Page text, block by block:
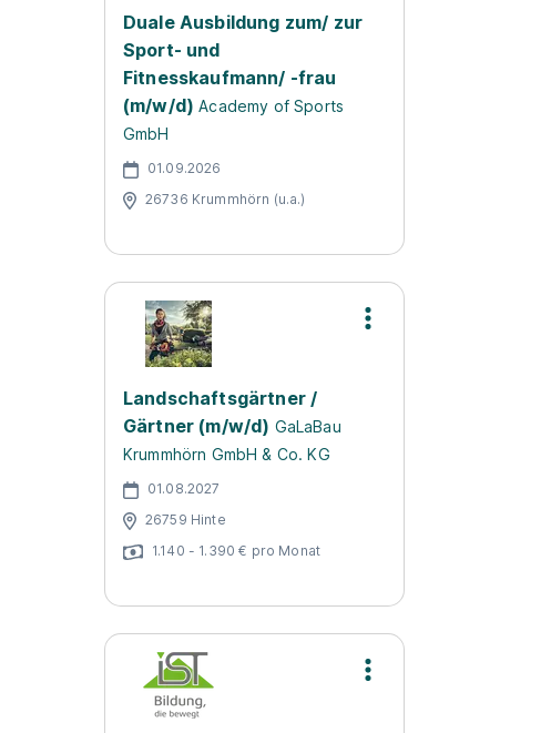
Duale Ausbildung zum/ zur
Sport- und
Fitnesskaufmann/ -frau
(m/w/d) Academy of Sports
GmbH
01.09.2026
26736 Krummhörn (u.a.)
Landschaftsgärtner /
Gärtner (m/w/d) GaLaBau
Krummhörn GmbH & Co. KG
01.08.2027
26759 Hinte
1.140 - 1.390 € pro Monat